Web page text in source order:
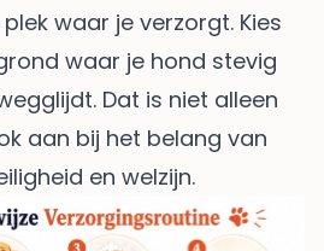
waar je verzorgt. Kies
waar je hond stevig
Dat is niet alleen
aan bij het belang van
en welzijn.